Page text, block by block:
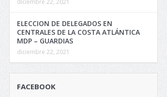
diciembre 22, 2021
ELECCION DE DELEGADOS EN
CENTRALES DE LA COSTA ATLÁNTICA
MDP – GUARDIAS
diciembre 22, 2021
FACEBOOK